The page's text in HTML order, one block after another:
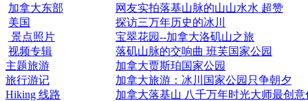
加拿大东部
美国
景点照片
视频专辑
主题旅游
旅行游记
Hiking 线路
网友实拍落基山脉的山山水水 超赞
探访三万年历史的冰川
宝翠花园--加拿大洛矶山之旅
落矶山脉的交响曲 班芙国家公园
加拿大贾斯珀国家公园
加拿大旅游：冰川国家公园只争朝夕
加拿大落基山 八千万年时光大师最创意